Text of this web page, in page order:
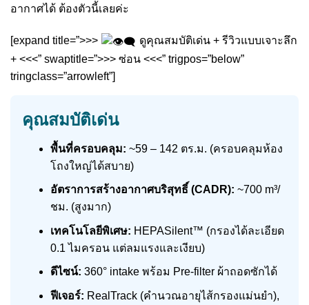
อากาศได้ ต้องตัวนี้เลยค่ะ
[expand title=”>>>
ดูคุณสมบัติเด่น + รีวิวแบบเจาะลึก
+ <<<” swaptitle=”>>> ซ่อน <<<” trigpos=”below”
tringclass=”arrowleft”]
คุณสมบัติเด่น
พื้นที่ครอบคลุม: ~59 – 142 ตร.ม. (ครอบคลุมห้อง
โถงใหญ่ได้สบาย)
อัตราการสร้างอากาศบริสุทธิ์ (CADR): ~700 m³/
ชม. (สูงมาก)
เทคโนโลยีพิเศษ: HEPASilent™ (กรองได้ละเอียด
0.1 ไมครอน แต่ลมแรงและเงียบ)
ดีไซน์: 360° intake พร้อม Pre-filter ผ้าถอดซักได้
ฟีเจอร์: RealTrack (คำนวณอายุไส้กรองแม่นยำ),